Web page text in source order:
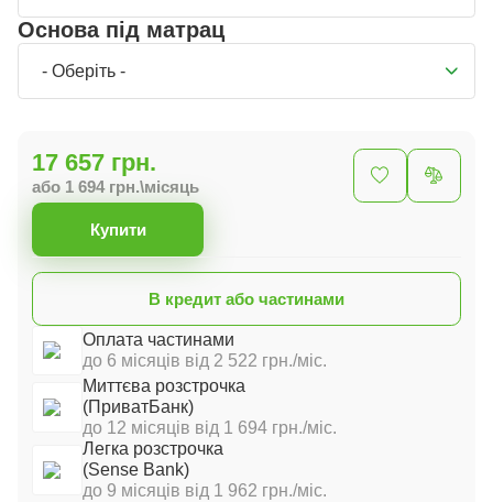
Основа під матрац
- Оберіть -
17 657 грн.
або 1 694 грн.\місяць
Купити
Оплата частинами
до 6 місяців від 2 522 грн./міс.
Миттєва розстрочка
(ПриватБанк)
до 12 місяців від 1 694 грн./міс.
Легка розстрочка
(Sense Bank)
до 9 місяців від 1 962 грн./міс.
В кредит або частинами